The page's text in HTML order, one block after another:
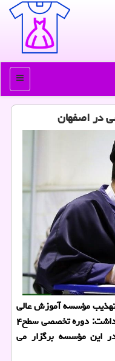
منو
مؤسسه آموزش عالی
حوزوی علامه مجلسی(ره) اصفهان اظهار داشت: دوره تخصصی سطح۴
این مؤسسه برگزار می